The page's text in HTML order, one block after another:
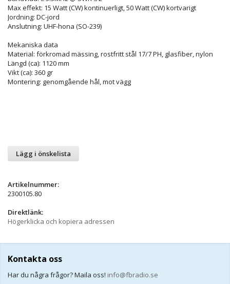
Max effekt: 15 Watt (CW) kontinuerligt, 50 Watt (CW) kortvarigt
Jordning: DC-jord
Anslutning: UHF-hona (SO-239)
Mekaniska data
Material: förkromad mässing, rostfritt stål 17/7 PH, glasfiber, nylon
Längd (ca): 1120 mm
Vikt (ca): 360 gr
Montering: genomgående hål, mot vägg
Lägg i önskelista
Artikelnummer:
2300105.80
Direktlänk:
Högerklicka och kopiera adressen
Kontakta oss
Har du några frågor? Maila oss! info@fbradio.se